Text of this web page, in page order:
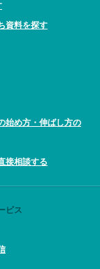
資料を探す
始め方・伸ばし方の
接相談する
ビス